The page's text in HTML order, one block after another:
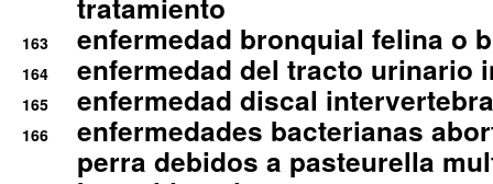
tratamiento
163 enfermedad bronquial felina o
164 enfermedad del tracto urinario
165 enfermedad discal
166
enfermedades bacterianas
perra debidos a pasteurella